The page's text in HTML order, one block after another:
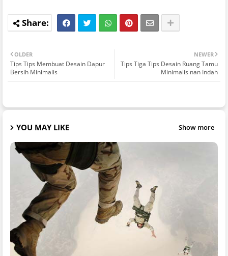
NEWER
Tips Tiga Tips Desain Ruang Tamu
Minimalis nan Indah
OLDER
Tips Tips Membuat Desain Dapur
Bersih Minimalis
YOU MAY LIKE Show more